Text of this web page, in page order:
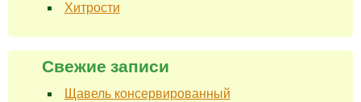
Хитрости
Свежие записи
Щавель консервированный